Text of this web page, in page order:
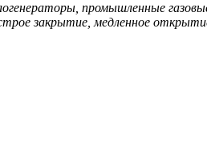
промышленные
закрытие, медленное